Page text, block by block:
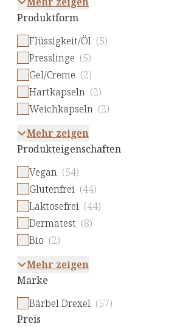
Produktform
Flüssigkeit/Öl (5)
Presslinge (5)
Gel/Creme (2)
Hartkapseln (2)
Weichkapseln (2)
Mehr zeigen
Produkteigenschaften
Vegan (54)
Glutenfrei (44)
Laktosefrei (44)
Dermatest (8)
Bio (2)
Mehr zeigen
Marke
Bärbel Drexel (57)
Preis